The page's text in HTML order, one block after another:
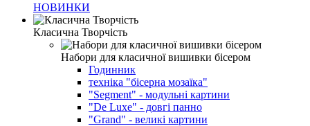
НОВИНКИ
Класична Творчість
Набори для класичної вишивки бісером
Годинник
техніка "бісерна мозаїка"
"Segment" - модульні картини
"De Luxe" - довгі панно
"Grand" - великі картини